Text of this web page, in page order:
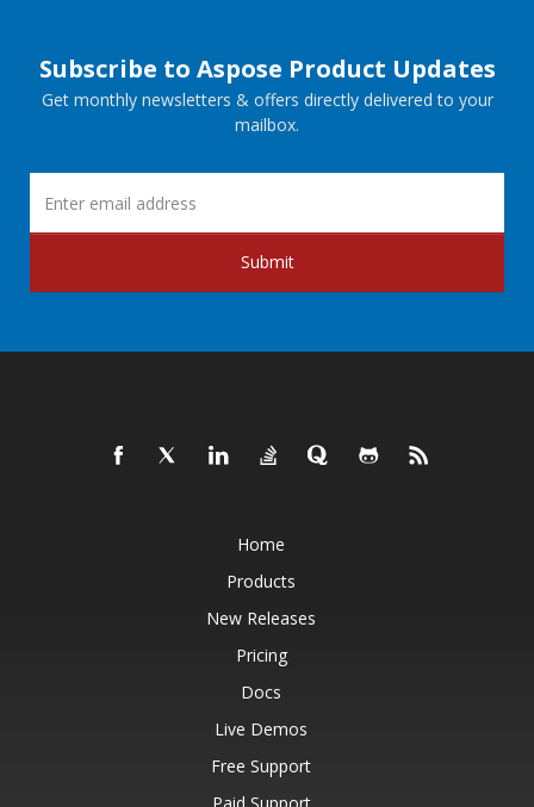
Subscribe to Aspose Product Updates
Get monthly newsletters & offers directly delivered to your
mailbox.
Submit
Home
Products
New Releases
Pricing
Docs
Live Demos
Free Support